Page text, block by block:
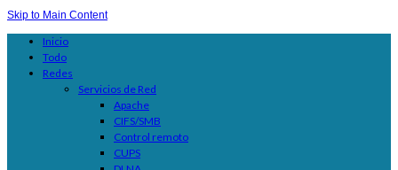
Skip to Main Content
Inicio
Todo
Redes
Servicios de Red
Apache
CIFS/SMB
Control remoto
CUPS